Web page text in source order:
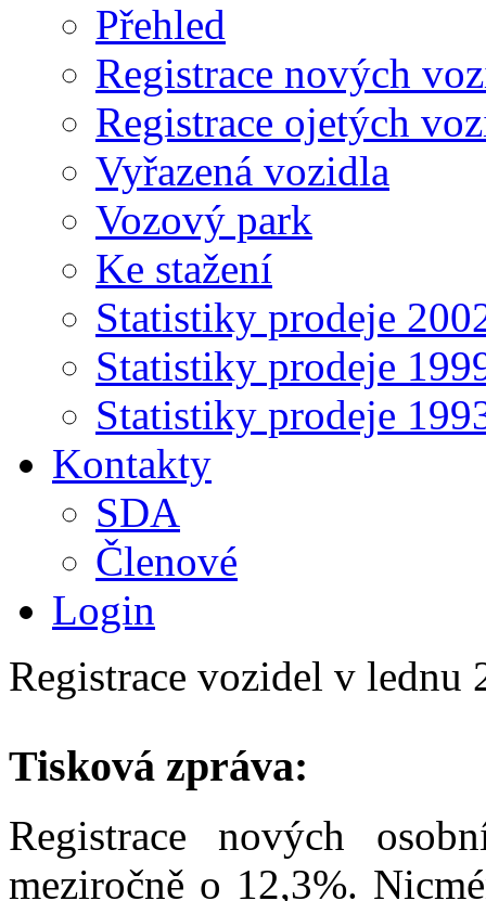
Přehled
Registrace nových
Registrace ojetých
Vyřazená vozidla
Vozový park
Ke stažení
Statistiky prodeje
Statistiky prodeje
Statistiky prodeje
Kontakty
SDA
Členové
Login
Registrace vozidel v lednu
Tisková zpráva:
Registrace nových
meziročně o 12,3%.